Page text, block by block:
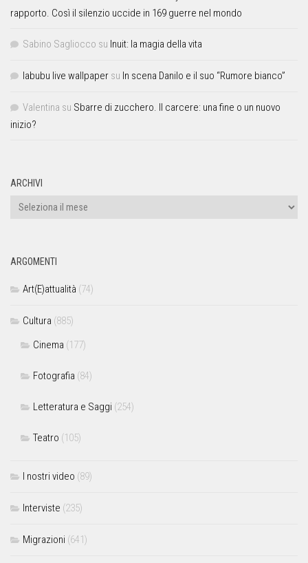
rapporto. Così il silenzio uccide in 169 guerre nel mondo
Sabino Sagliocco su Inuit: la magia della vita
labubu live wallpaper su In scena Danilo e il suo “Rumore bianco”
Valentina su Sbarre di zucchero. Il carcere: una fine o un nuovo
inizio?
ARCHIVI
ARGOMENTI
Art(E)attualità (74)
Cultura (885)
Cinema (177)
Fotografia (84)
Letteratura e Saggi (254)
Teatro (105)
I nostri video (89)
Interviste (235)
Migrazioni (641)